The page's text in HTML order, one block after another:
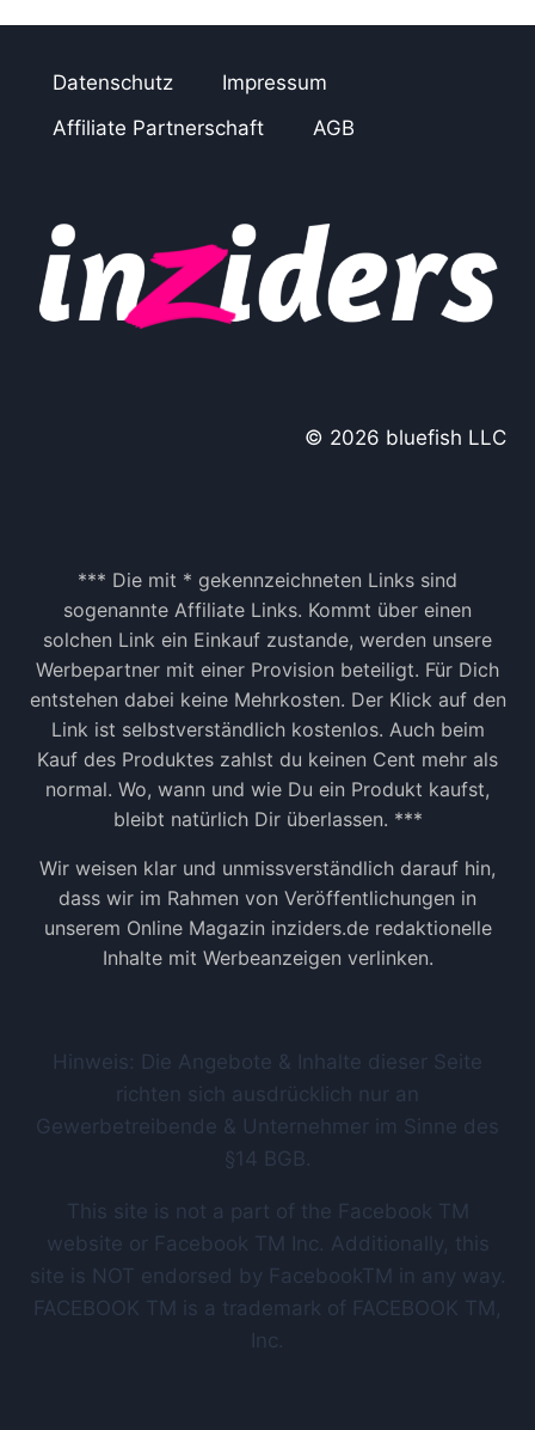
n
Datenschutz
Impressum
Affiliate Partnerschaft
AGB
© 2026 bluefish LLC
*** Die mit * gekennzeichneten Links sind
sogenannte Affiliate Links. Kommt über einen
solchen Link ein Einkauf zustande, werden unsere
Werbepartner mit einer Provision beteiligt. Für Dich
entstehen dabei keine Mehrkosten. Der Klick auf den
Link ist selbstverständlich kostenlos. Auch beim
Kauf des Produktes zahlst du keinen Cent mehr als
normal. Wo, wann und wie Du ein Produkt kaufst,
bleibt natürlich Dir überlassen. ***
Wir weisen klar und unmissverständlich darauf hin,
dass wir im Rahmen von Veröffentlichungen in
unserem Online Magazin inziders.de redaktionelle
Inhalte mit Werbeanzeigen verlinken.
Hinweis: Die Angebote & Inhalte dieser Seite
richten sich ausdrücklich nur an
Gewerbetreibende & Unternehmer im Sinne des
§14 BGB.
This site is not a part of the Facebook TM
website or Facebook TM Inc. Additionally, this
site is NOT endorsed by FacebookTM in any way.
FACEBOOK TM is a trademark of FACEBOOK TM,
Inc.